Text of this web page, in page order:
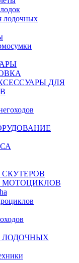
лодочных
ДЛЯ
МОТОЦИКЛОВ
ЛОДОЧНЫХ